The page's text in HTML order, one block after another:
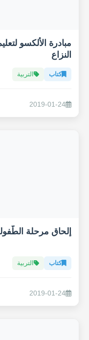
مبادرة الألكسو
النزاع
كتاب التربية
2019-01-24
إلحاق مرحلة
كتاب التربية
2019-01-24